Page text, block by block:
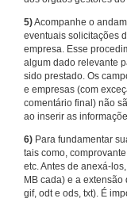
5)Acompanhe o
eventuais solicitações
empresa. Esse
algum dado relevante
sido prestado. Os
e empresas (com
comentário final) não
ao inserir as
6) Para fundamentar
tais como,
etc. Antes de anexá-
MB cada) e a
gif, odt e ods, txt). É